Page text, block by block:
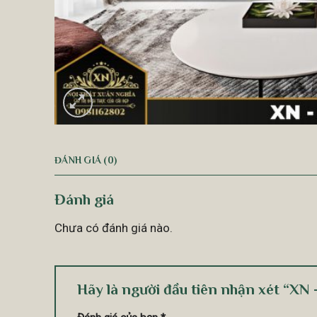
ĐÁNH GIÁ (0)
Đánh giá
Chưa có đánh giá nào.
Hãy là người đầu tiên nhận xét “XN